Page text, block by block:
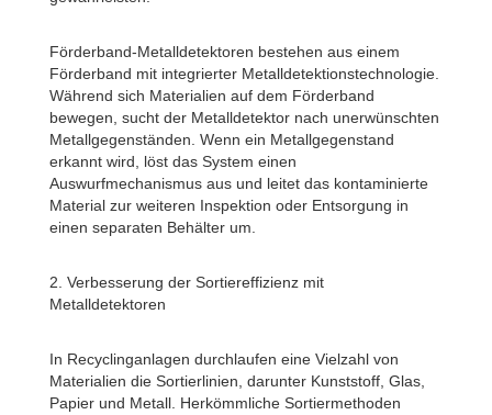
Förderband-Metalldetektoren bestehen aus einem
Förderband mit integrierter Metalldetektionstechnologie.
Während sich Materialien auf dem Förderband
bewegen, sucht der Metalldetektor nach unerwünschten
Metallgegenständen. Wenn ein Metallgegenstand
erkannt wird, löst das System einen
Auswurfmechanismus aus und leitet das kontaminierte
Material zur weiteren Inspektion oder Entsorgung in
einen separaten Behälter um.
2. Verbesserung der Sortiereffizienz mit
Metalldetektoren
In Recyclinganlagen durchlaufen eine Vielzahl von
Materialien die Sortierlinien, darunter Kunststoff, Glas,
Papier und Metall. Herkömmliche Sortiermethoden